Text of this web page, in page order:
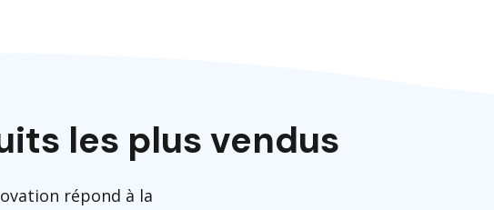
les plus vendus
répond à la